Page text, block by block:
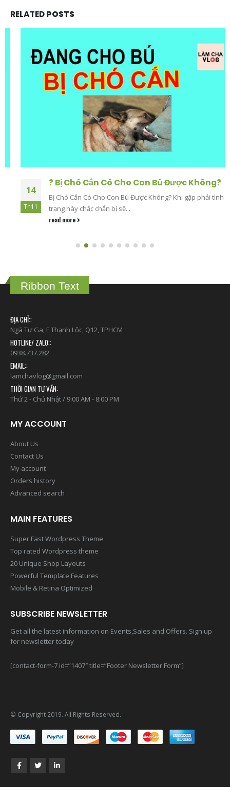
RELATEDPOSTS
Th11
? Bị Chó Cắn Có Cho Con Bú Được Không?
Bị Chó Cắn Có Cho Con Bú Được Không? Khi gặp phải tình
trạng này chắc chắn bị sẽ...
read more
Ribbon Text
ĐỊA CHỈ::
Ngã Tư Ga, F Thạnh Lộc, Q12, TPHCM
HOTLINE/ ZALO::
0938.737.282
EMAIL::
lamchavlog@gmail.com
THỜI GIAN TƯ VẤN:
Thứ 2 - Chủ Nhật / 9:00 AM - 8:00 PM
MY ACCOUNT
Orders history
Advanced search
MAIN FEATURES
Top rated Wordpress theme
20 Unique Shop Layouts
Powerful Template Features
Mobile & Retina Optimized
SUBSCRIBE NEWSLETTER
for newsletter today